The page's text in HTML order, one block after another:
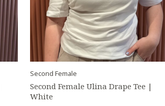
Second Female
Second Female Ulina Drape Tee |
White